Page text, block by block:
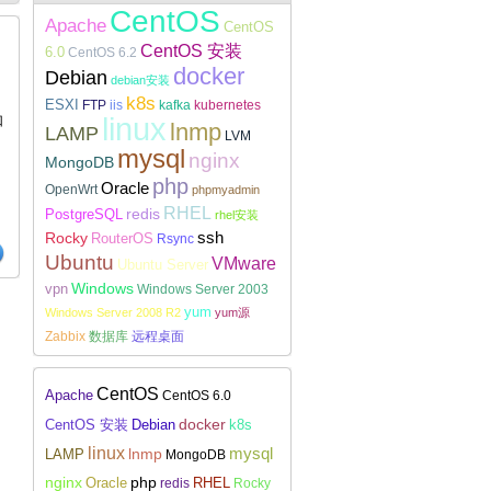
Linux下安装配置WireGuard
Apache CentOS CentOS
6.0 CentOS 6.2 CentOS 安装
Debian debian安装 docker
ESXI FTP iis k8s kafka kubernetes
LAMP linux lnmp LVM
MongoDB mysql nginx
OpenWrt Oracle php phpmyadmin
PostgreSQL redis RHEL rhel安装
Rocky RouterOS Rsync ssh
Ubuntu Ubuntu Server VMware
vpn Windows Windows Server 2003
Windows Server 2008 R2 yum yum源
Zabbix 数据库 远程桌面
Apache CentOS CentOS 6.0
CentOS 安装 Debian docker k8s
LAMP linux lnmp MongoDB mysql
nginx Oracle php redis RHEL Rocky